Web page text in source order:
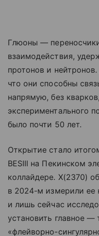
Глюоны —
взаимодействия,
протонов и
что они способны
напрямую, без
экспериментального
было почти 50 лет.
Открытие стало
BESIII на Пекинском
коллайдере. X(2370)
в 2024-м измерили ее
и лишь сейчас
установить главное —
«флейворно-